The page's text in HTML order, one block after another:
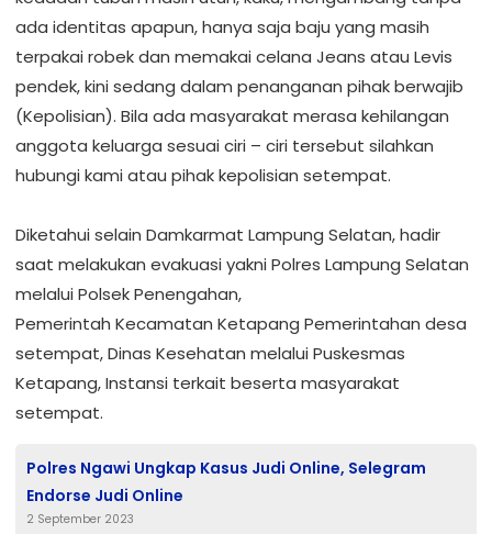
ada identitas apapun, hanya saja baju yang masih
terpakai robek dan memakai celana Jeans atau Levis
pendek, kini sedang dalam penanganan pihak berwajib
(Kepolisian). Bila ada masyarakat merasa kehilangan
anggota keluarga sesuai ciri – ciri tersebut silahkan
hubungi kami atau pihak kepolisian setempat.
‎Diketahui selain Damkarmat Lampung Selatan, hadir
saat melakukan evakuasi yakni Polres Lampung Selatan
melalui Polsek Penengahan,
Pemerintah Kecamatan Ketapang Pemerintahan desa
setempat, Dinas Kesehatan melalui Puskesmas
Ketapang, Instansi terkait beserta masyarakat
setempat.
Polres Ngawi Ungkap Kasus Judi Online, Selegram
Endorse Judi Online
2 September 2023